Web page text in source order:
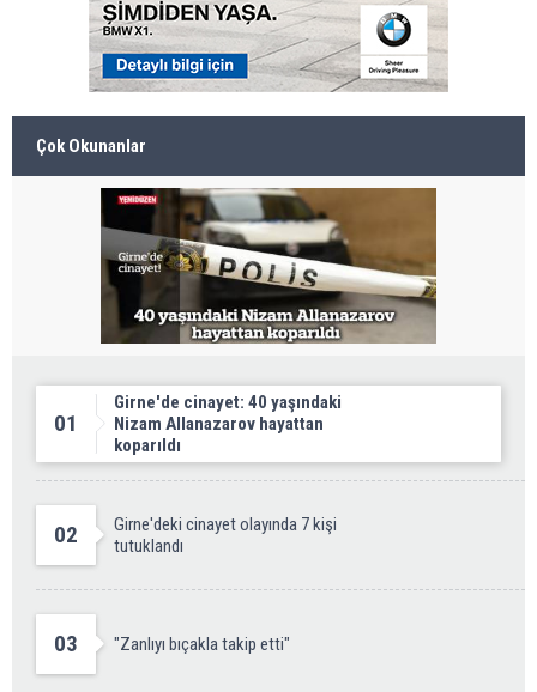
Çok Okunanlar
01
Girne'de cinayet: 40 yaşındaki
Nizam Allanazarov hayattan
koparıldı
02
Girne'deki cinayet olayında 7 kişi
tutuklandı
03 "Zanlıyı bıçakla takip etti"